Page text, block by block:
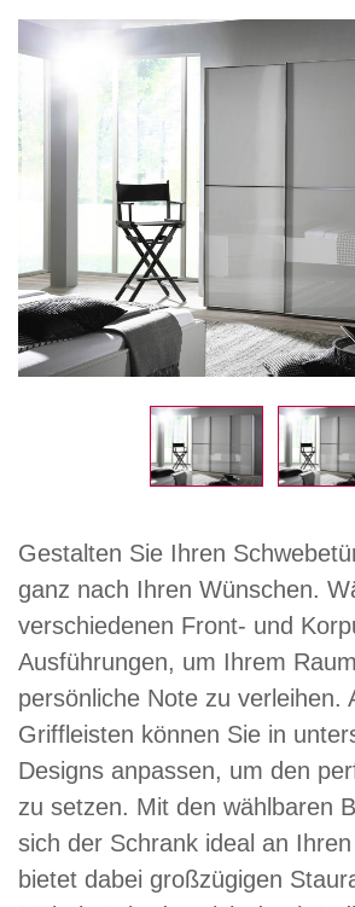
Gestalten Sie Ihren
ganz nach Ihren Wünschen.
verschiedenen Front- und
Ausführungen, um Ihrem
persönliche Note zu verleihen.
Griffleisten können Sie in
Designs anpassen, um den
zu setzen. Mit den wählbaren
sich der Schrank ideal an
bietet dabei großzügigen